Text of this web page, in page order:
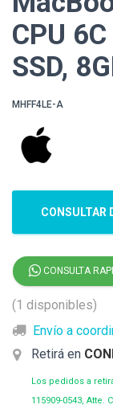
CPU
SSD,
MHFF4LE-A
CONSULTAR
CONSULTA
(1 disponibles)
Envío a
Retirá en
Los pedidos a
115909-0543, Atte.